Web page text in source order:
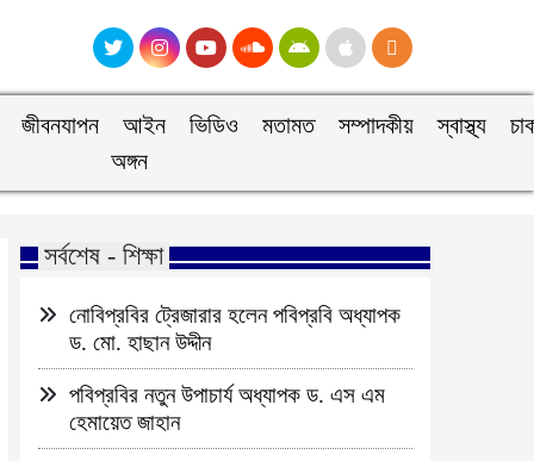
জীবনযাপন
আইন
অঙ্গন
ভিডিও মতামত সম্পাদকীয় স্বাস্থ্য
সর্বশেষ - শিক্ষা
নোবিপ্রবির ট্রেজারার হলেন পবিপ্রবি অধ্যাপক
ড. মো. হাছান উদ্দীন
পবিপ্রবির নতুন উপাচার্য অধ্যাপক ড. এস এম
হেমায়েত জাহান